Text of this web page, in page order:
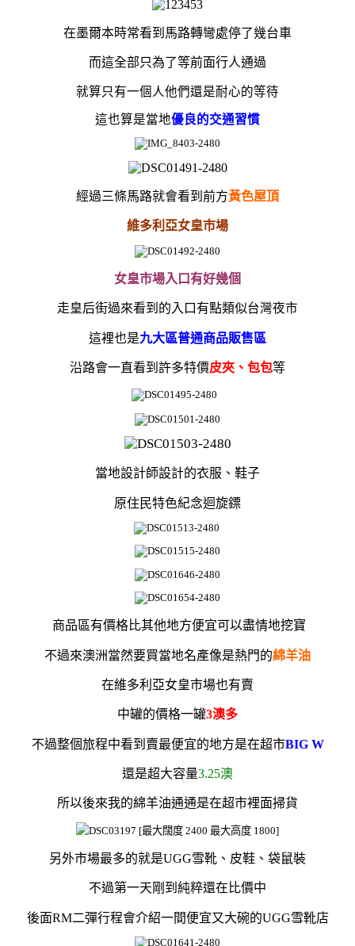
在墨爾本時常看到馬路轉彎處停了幾台車
而這全部只為了等前面行人通過
就算只有一個人他們還是耐心的等待
這也算是當地優良的交通習慣
經過三條馬路就會看到前方黃色屋頂
維多利亞女皇市場
女皇市場入口有好幾個
走皇后街過來看到的入口有點類似台灣夜市
這裡也是九大區普通商品販售區
沿路會一直看到許多特價皮夾、包包等
當地設計師設計的衣服、鞋子
原住民特色紀念迴旋鏢
商品區有價格比其他地方便宜可以盡情地挖寶
不過來澳洲當然要買當地名產像是熱門的綿羊油
在維多利亞女皇市場也有賣
中罐的價格一罐3澳多
不過整個旅程中看到賣最便宜的地方是在超市BIG W
還是超大容量3.25澳
所以後來我的綿羊油通通是在超市裡面掃貨
另外市場最多的就是UGG雪靴、皮鞋、 袋鼠裝
不過第一天剛到純粹還在比價中
後面RM二彈行程會介紹一間便宜又大碗的UGG雪靴店